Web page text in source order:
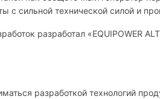
с сильной технической силой и
разработал «EQUIPOWER
разработкой технологий